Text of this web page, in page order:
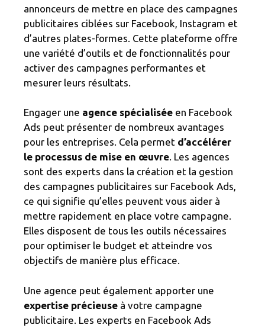
annonceurs de mettre en place des campagnes
publicitaires ciblées sur Facebook, Instagram et
d’autres plates-formes. Cette plateforme offre
une variété d’outils et de fonctionnalités pour
activer des campagnes performantes et
mesurer leurs résultats.
Engager une agence spécialisée en Facebook
Ads peut présenter de nombreux avantages
pour les entreprises. Cela permet d’accélérer
le processus de mise en œuvre. Les agences
sont des experts dans la création et la gestion
des campagnes publicitaires sur Facebook Ads,
ce qui signifie qu’elles peuvent vous aider à
mettre rapidement en place votre campagne.
Elles disposent de tous les outils nécessaires
pour optimiser le budget et atteindre vos
objectifs de manière plus efficace.
Une agence peut également apporter une
expertise précieuse à votre campagne
publicitaire. Les experts en Facebook Ads